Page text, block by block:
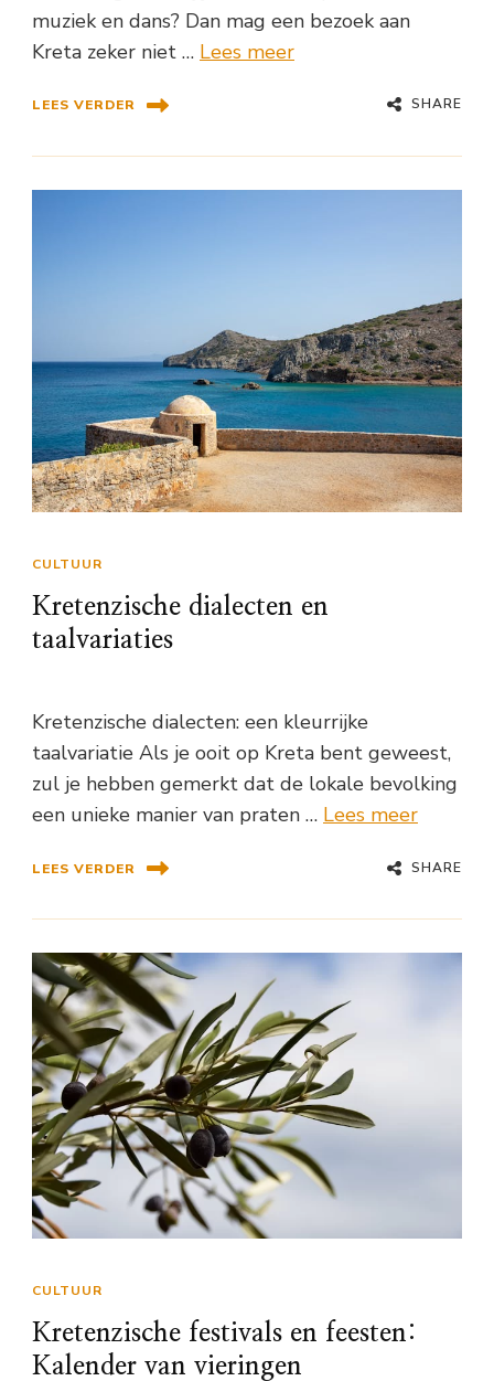
muziek en dans? Dan mag een bezoek aan
Kreta zeker niet … Lees meer
LEES VERDER SHARE
CULTUUR
Kretenzische dialecten en
taalvariaties
Kretenzische dialecten: een kleurrijke
taalvariatie Als je ooit op Kreta bent geweest,
zul je hebben gemerkt dat de lokale bevolking
een unieke manier van praten … Lees meer
LEES VERDER SHARE
CULTUUR
Kretenzische festivals en feesten:
Kalender van vieringen